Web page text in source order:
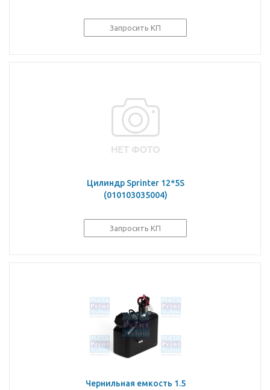
Запросить КП
Цилиндр Sprinter 12*5S
(010103035004)
Запросить КП
Чернильная емкость 1.5